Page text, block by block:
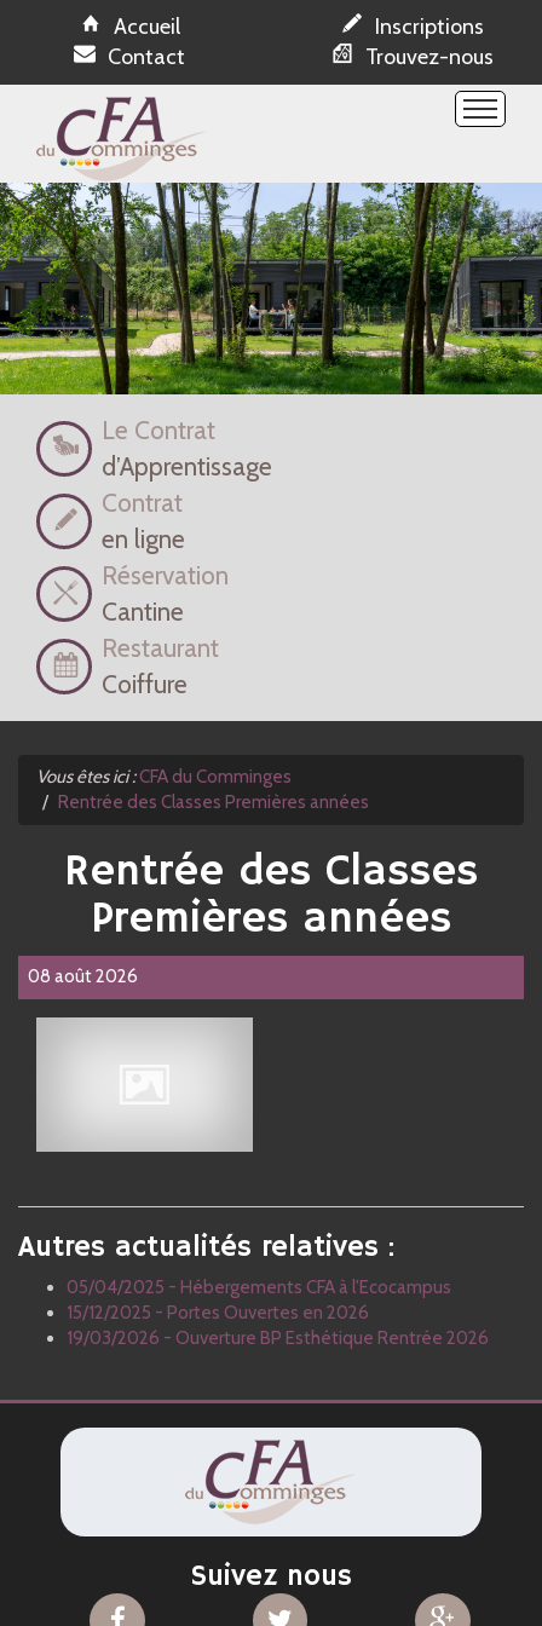
Accueil
Inscriptions
Contact
Trouvez-nous
Etablissement
Formations
Espace NetYparéo
Ressources
Evénements
Offres apprentissage
Réservations
Le Contrat
d’Apprentissage
Contrat
en ligne
Réservation
Cantine
Restaurant
Coiffure
Vous êtes ici :CFA du Comminges
Rentrée des Classes Premières années
Rentrée des Classes
Premières années
08 août 2026
Autres actualités relatives :
05/04/2025 - Hébergements CFA à l'Ecocampus
15/12/2025 - Portes Ouvertes en 2026
19/03/2026 - Ouverture BP Esthétique Rentrée 2026
Suivez nous
CFA CFA CFA